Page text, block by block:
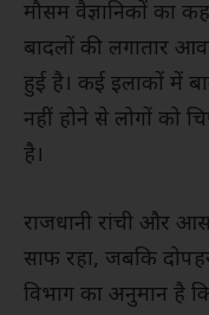
मौसम वैज्ञानिकों का
बादलों की लगातार
हुई है। कई इलाकों में
नहीं होने से लोगों को
है।
राजधानी रांची और
साफ रहा, जबकि
विभाग का अनुमान है